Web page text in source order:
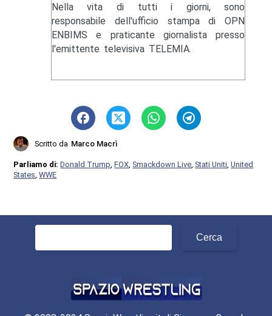
Nella vita di tutti i giorni, sono
responsabile dell'ufficio stampa di OPN
ENBIMS e praticante giornalista presso
l'emittente televisiva TELEMIA.
Scritto da Marco Macrì
Parliamo di:Donald Trump,FOX,Smackdown Live,Stati Uniti,United
States,WWE
Ricerca